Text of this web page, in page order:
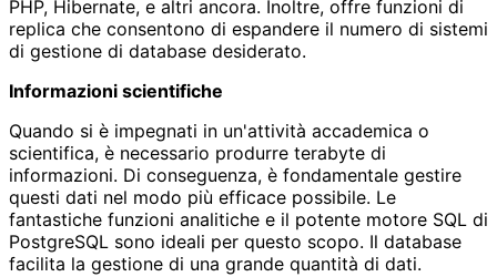
PHP, Hibernate, e altri ancora. Inoltre, offre funzioni di
replica che consentono di espandere il numero di sistemi
di gestione di database desiderato.
Informazioni scientifiche
Quando si è impegnati in un'attività accademica o
scientifica, è necessario produrre terabyte di
informazioni. Di conseguenza, è fondamentale gestire
questi dati nel modo più efficace possibile. Le
fantastiche funzioni analitiche e il potente motore SQL di
PostgreSQL sono ideali per questo scopo. Il database
facilita la gestione di una grande quantità di dati.